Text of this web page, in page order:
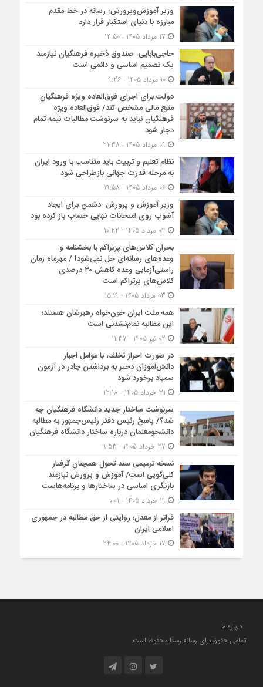
وزیر آموزش‌وپرورش: رسانه در خط مقدم
مبارزه با دنیای استکبار قرار دارد
حاجی‌بابایی: صندوق ذخیره فرهنگیان نیازمند
یک تصمیم اساسی و دائمی است
10 مرداد 1405 - 9:26
دولت برای اجرای فوق‌العاده ویژه فرهنگیان
منبع مالی مشخص کند/ فوق‌العاده ویژه
فرهنگیان نباید به سرنوشت مطالبات نیمه‌ تمام
دچار شود
نظام تعلیم و تربیت باید متناسب با ورود ایران
به مرحله قدرت جهانی بازطراحی شود
06 مرداد 1405 - 19:58
وزیر آموزش و پرورش: دشمن برای ایجاد
آشوب روی امتحانات نهایی حساب باز کرده بود
بحران کلاس‌های پرتراکم با بخشنامه و
وعده‌های رسانه‌ای حل نمی‌شود! / مهرماه زمان
راستی‌آزمایی وعده کاهش ۳۰ درصدی
کلاس‌های پرتراکم است
همه ملت ایران خون‌خواه رهبرشان هستند؛
این مطالبه تمام‌نشدنی است
در صورت احراز تخلف، با عوامل اجبار
دانش‌آموزان دختر به برداشتن چادر در آزمون
سمپاد برخورد شود
سرنوشت ساختار جدید دانشگاه فرهنگیان چه
شد؟/ پاسخ رئیس دفتر رئیس‌جمهور به مطالبه
دانشجومعلمان درباره ساختار دانشگاه فرهنگیان
نسخه ترمیمی سند تحول همچنان گرفتار
کلی‌گویی است/ آموزش و پرورش نیازمند
بازنگری اساسی در ساختارها و برنامه‌هاست
فراتر از معدل؛ روایتی از حق مطالبه در جمهوری
اسلامی ایران
درباره ما
تمامی حقوق برای رسانه رستا محفوظ است.